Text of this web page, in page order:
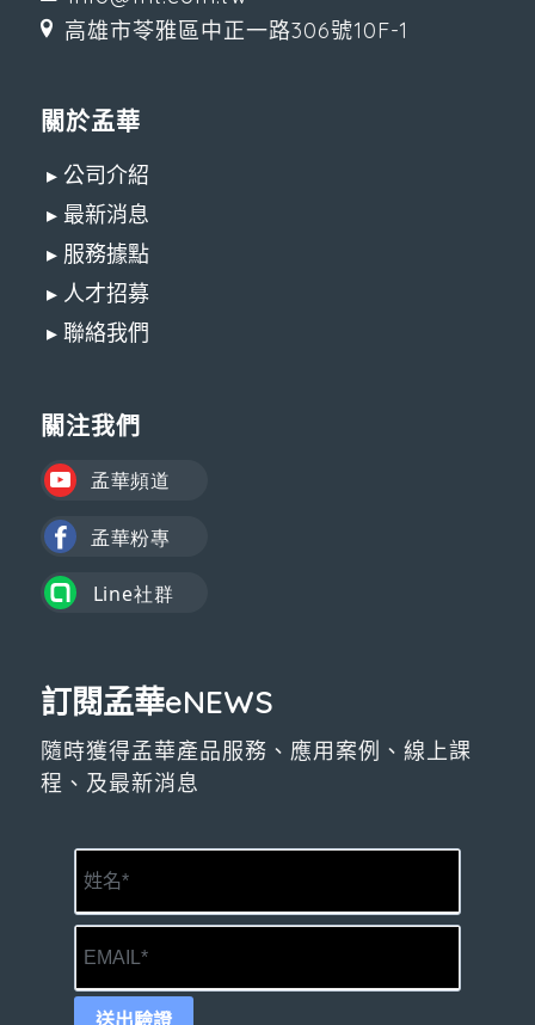
高雄市苓雅區中正一路306號10F-1
關於孟華
▸ 公司介紹
▸ 最新消息
▸ 服務據點
▸ 人才招募
▸ 聯絡我們
關注我們
訂閱孟華eNEWS
隨時獲得孟華產品服務、應用案例、線上課
程、及最新消息
送出驗證